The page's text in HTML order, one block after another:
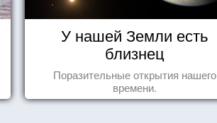
У нашей Земли есть
близнец
Поразительные открытия нашего
времени.